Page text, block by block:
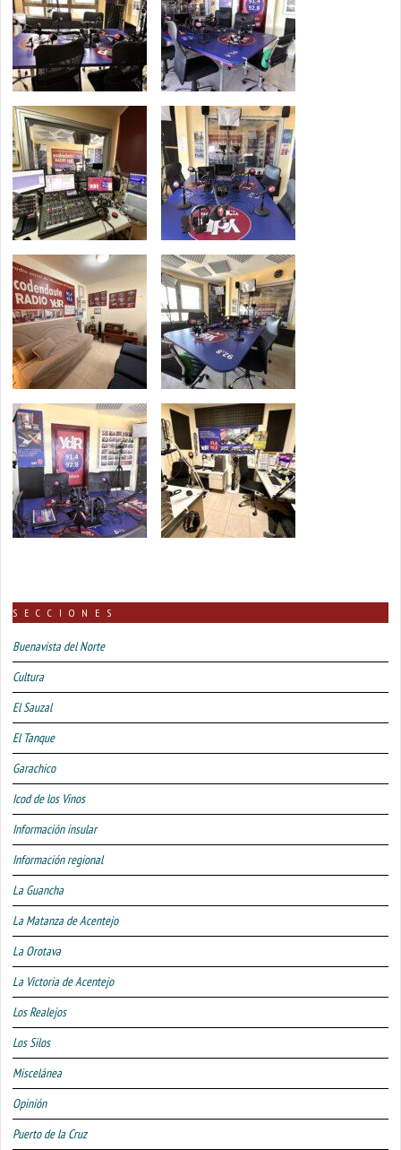
SECCIONES
Buenavista del Norte
Cultura
El Sauzal
El Tanque
Garachico
Icod de los Vinos
Información insular
Información regional
La Guancha
La Matanza de Acentejo
La Orotava
La Victoria de Acentejo
Los Realejos
Los Silos
Miscelánea
Opinión
Puerto de la Cruz